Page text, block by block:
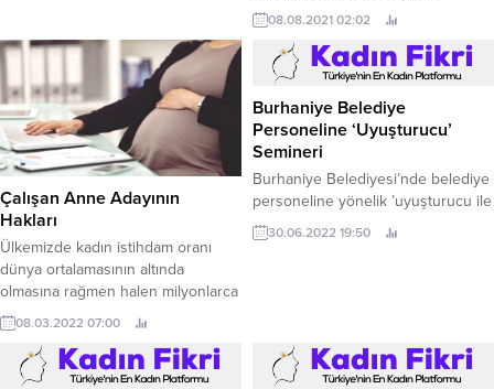
hazırlanıyor. Yapımcılığını Süreç
Film’in üstlendiği,
başrollerinde Burçin Terzioğlu,
Salih Bademci, Hazal Türesan,
Cemal Toktaş ve Şahin Irmak’ın yer
aldığı Yalancı dizisi oyuncuları,
okuma provası için yapımcı ve
Duyulduğundan bu yana izleyicinin
büyük merakla beklediği Yalancı
dizisinde Burçin Terzioğlu, Salih
08.08.2021 02:02
Çalışan Anne Adayının
Hakları
Ülkemizde kadın istihdam oranı
dünya ortalamasının altında
olmasına rağmen halen milyonlarca
kadın işçi, memur ve esnaf olarak
çalışma hayatına katılmaktadır. İş
Kanunu ve sosyal güvenlik
mevzuatı, çocuklu çalışan kadınlara
08.03.2022 07:00
Burhaniye Belediye
Personeline ‘Uyuşturucu’
Semineri
Burhaniye Belediyesi’nde belediye
personeline yönelik ’uyuşturucu ile
mücadele’ konusunda eğitim
semineri verildi.
30.06.2022 19:50